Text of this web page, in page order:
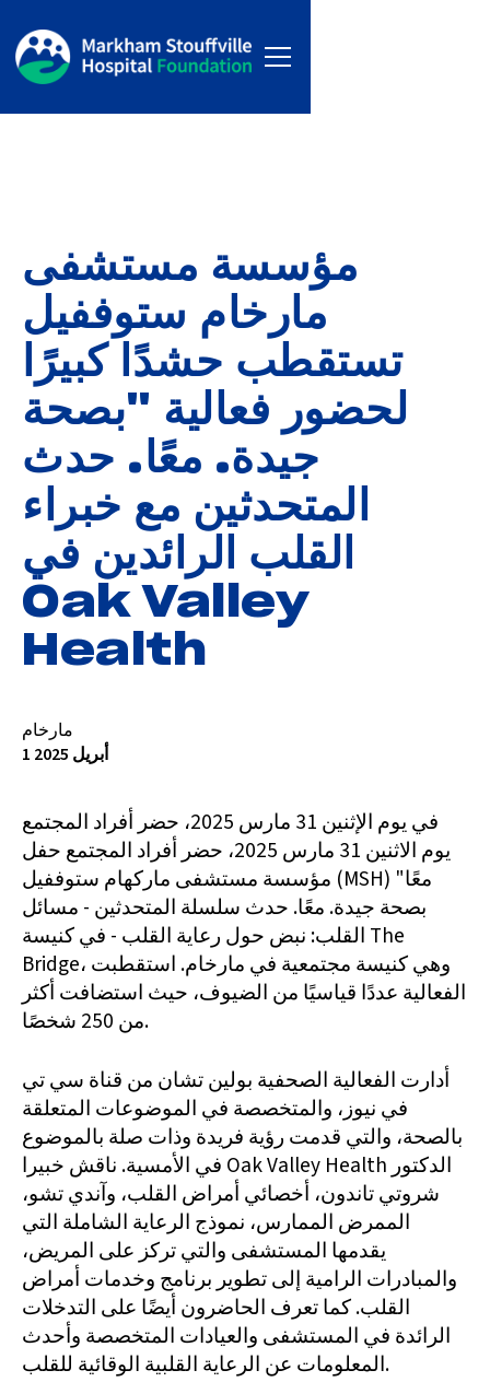
مؤسسة مستشفى
مارخام ستوففيل
تستقطب حشدًا كبيرًا
لحضور فعالية "بصحة
جيدة. معًا. حدث
المتحدثين مع خبراء
القلب الرائدين في
Oak Valley
Health
مارخام
1 أبريل 2025
في يوم الإثنين 31 مارس 2025، حضر أفراد المجتمع
يوم الاثنين 31 مارس 2025، حضر أفراد المجتمع حفل
مؤسسة مستشفى ماركهام ستوففيل (MSH) "معًا
بصحة جيدة. معًا. حدث سلسلة المتحدثين - مسائل
القلب: نبض حول رعاية القلب - في كنيسة The
Bridge، وهي كنيسة مجتمعية في مارخام. استقطبت
الفعالية عددًا قياسيًا من الضيوف، حيث استضافت أكثر
من 250 شخصًا.
أدارت الفعالية الصحفية بولين تشان من قناة سي تي
في نيوز، والمتخصصة في الموضوعات المتعلقة
بالصحة، والتي قدمت رؤية فريدة وذات صلة بالموضوع
في الأمسية. ناقش خبيرا Oak Valley Health الدكتور
شروتي تاندون، أخصائي أمراض القلب، وآندي تشو،
الممرض الممارس، نموذج الرعاية الشاملة التي
يقدمها المستشفى والتي تركز على المريض،
والمبادرات الرامية إلى تطوير برنامج وخدمات أمراض
القلب. كما تعرف الحاضرون أيضًا على التدخلات
الرائدة في المستشفى والعيادات المتخصصة وأحدث
المعلومات عن الرعاية القلبية الوقائية للقلب.